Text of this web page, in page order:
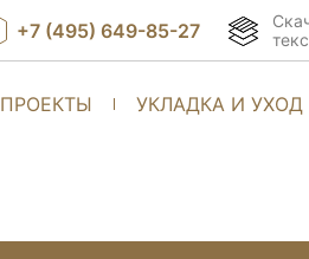
ПРОЕКТЫ УКЛАДКА И УХОД
+7 (495) 649-85-27